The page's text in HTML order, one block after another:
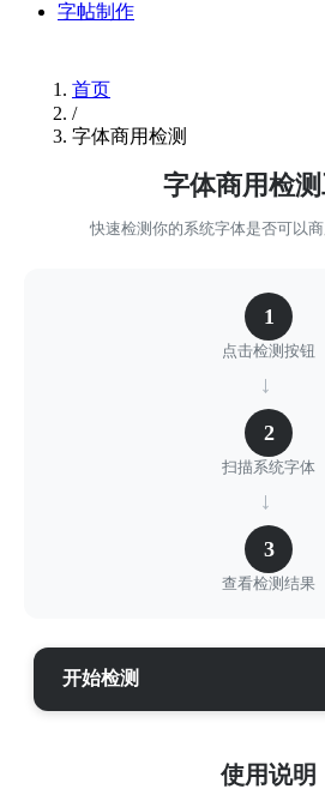
字帖制作
首页
/
字体商用检测
字体商用检
快速检测你的系统字体是否可以
1
点击检测按钮
→
2
扫描系统字体
→
3
查看检测结果
开始检测
使用说明